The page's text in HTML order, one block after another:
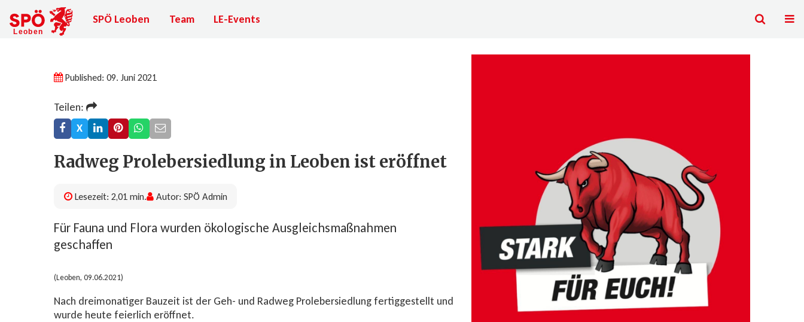
SPÖ Leoben Team LE-Events
Published: 09. Juni 2021
Teilen:
X
Radweg Proleber­sied­lung in Leoben ist eröffnet
Lesezeit: 2,01 min. Autor: SPÖ Admin
Für Fauna und Flora wurden ökologische Ausgleichsmaßnahmen
geschaffen
(Leoben, 09.06.2021)
Nach dreimonatiger Bauzeit ist der Geh- und Radweg Prolebersiedlung fertiggestellt und
wurde heute feierlich eröffnet.